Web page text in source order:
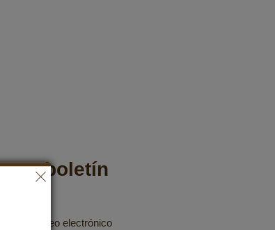
boletín
por correo electrónico